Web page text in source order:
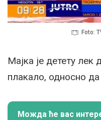
Foto:
Мајка је детету лек
плакало, односно
Можда ће вас